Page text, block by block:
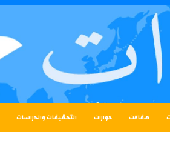
مقالات حوارات التحقيقات والدراسات